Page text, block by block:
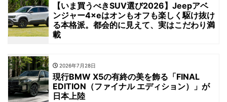
【いま買うべきSUV選び2026】Jeepアベ
ンジャー4×eはオンもオフも楽しく駆け抜け
る本格派。都会的に見えて、実はこだわり満
載
2026年7月28日
現行BMW X5の有終の美を飾る「FINAL
EDITION（ファイナル エディション）」が
日本上陸